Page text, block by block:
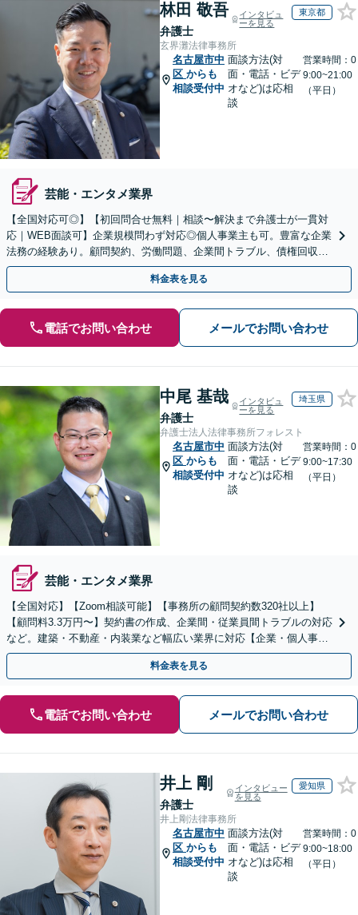
林田 敬吾
弁護士
インタビュ
ーを見る
東京都
玄界灘法律事務所
名古屋市中
区 からも
相談受付中
面談方法(対
面・電話・ビデ
オなど)は応相
談
営業時間：0
9:00~21:00
（平日）
芸能・エンタメ業界
【全国対応可◎】【初回問合せ無料｜相談〜解決まで弁護士が一貫対
応｜WEB面談可】企業規模問わず対応◎個人事業主も可。豊富な企業
法務の経験あり。顧問契約、労働問題、企業間トラブル、債権回収、
契約書のリーガルチェック等、サポートします。
料金表を見る
電話でお問い合わせ メールでお問い合わせ
中尾 基哉
弁護士
インタビュ
ーを見る
埼玉県
弁護士法人法律事務所フォレスト
名古屋市中
区 からも
相談受付中
面談方法(対
面・電話・ビデ
オなど)は応相
談
営業時間：0
9:00~17:30
（平日）
芸能・エンタメ業界
【全国対応】【Zoom相談可能】【事務所の顧問契約数320社以上】
【顧問料3.3万円〜】契約書の作成、企業間・従業員間トラブルの対応
など。建築・不動産・内装業など幅広い業界に対応【企業・個人事業
主の方初回面談無料】
料金表を見る
電話でお問い合わせ メールでお問い合わせ
井上 剛
弁護士
インタビュー
を見る
愛知県
井上剛法律事務所
名古屋市中
区 からも
相談受付中
面談方法(対
面・電話・ビデ
オなど)は応相
談
営業時間：0
9:00~18:00
（平日）